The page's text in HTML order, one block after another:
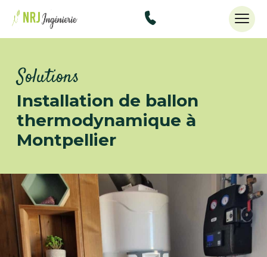
48434515
Solutions
Installation de ballon
thermodynamique à
Montpellier